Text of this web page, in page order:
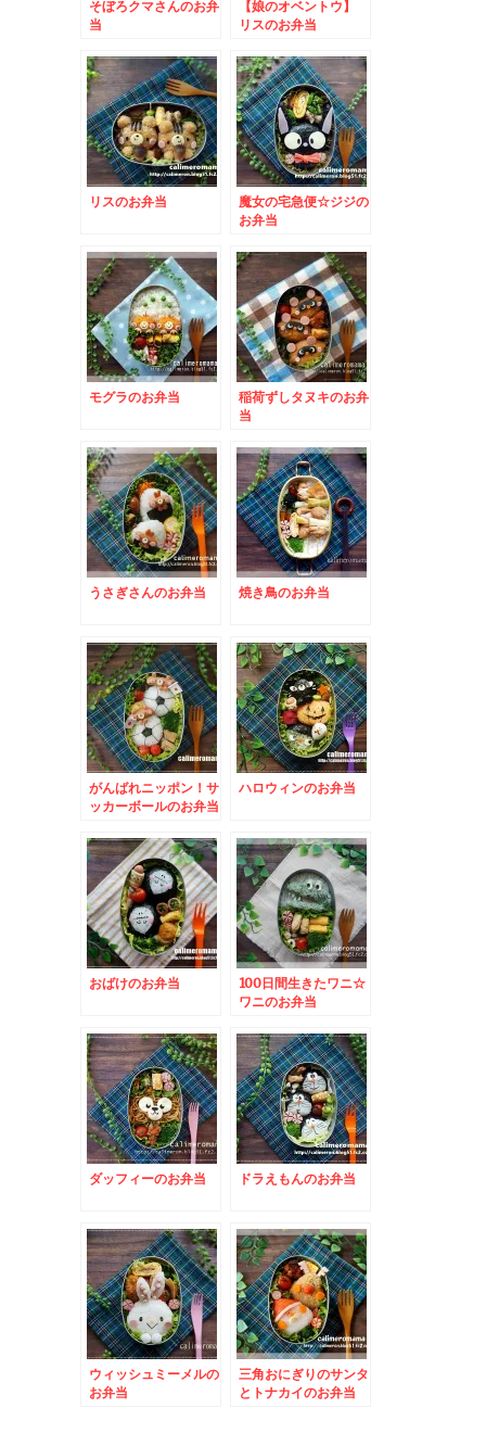
そぼろクマさんのお弁
当
【娘のオベントウ】
リスのお弁当
リスのお弁当
魔女の宅急便☆ジジの
お弁当
モグラのお弁当
稲荷ずしタヌキのお弁
当
うさぎさんのお弁当 焼き鳥のお弁当
がんばれニッポン！サ
ッカーボールのお弁当
ハロウィンのお弁当
おばけのお弁当
100日間生きたワニ☆
ワニのお弁当
ダッフィーのお弁当 ドラえもんのお弁当
ウィッシュミーメルの
お弁当
三角おにぎりのサンタ
とトナカイのお弁当